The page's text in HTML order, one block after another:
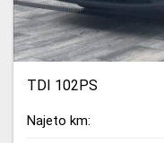
TDI 102PS
Najeto km: